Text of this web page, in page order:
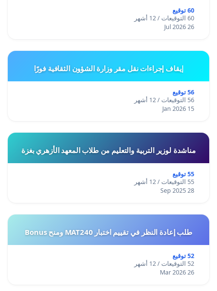
60 توقيع
60 التوقيعات / 12 أشهر
26 Jul 2026
إيقاف إجراءات نقل مقر وزارة الشؤون الثقافية فورًا
56 توقيع
56 التوقيعات / 12 أشهر
15 Jan 2026
مناشدة لوزير التربية والتعليم من طلاب المعهد الأزهري بغزة
55 توقيع
55 التوقيعات / 12 أشهر
28 Sep 2025
طلب إعادة النظر في تقييم اختبار MAT240 ومنح Bonus
52 توقيع
52 التوقيعات / 12 أشهر
26 Mar 2026